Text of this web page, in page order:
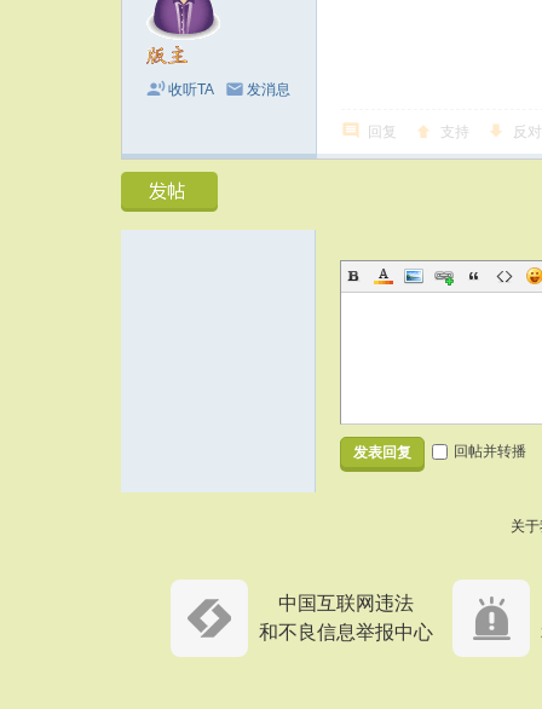
收听TA 发消息
回复 支持 反对
发表回复 回帖并转播
关
中国互联网违法
和不良信息举报中心